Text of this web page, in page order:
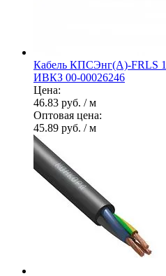
Кабель КПСЭнг(А)-FRLS
ИВКЗ 00-00026246
Цена:
46.83 руб. / м
Оптовая цена:
45.89 руб. / м